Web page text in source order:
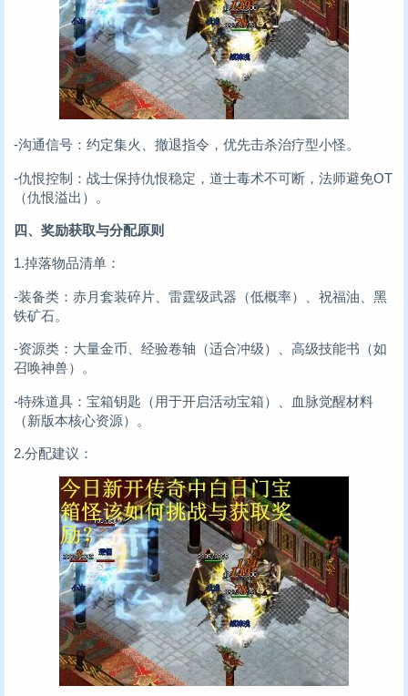
-沟通信号：约定集火、撤退指令，优先击杀治疗型小怪。
-仇恨控制：战士保持仇恨稳定，道士毒术不可断，法师避免OT
（仇恨溢出）。
四、奖励获取与分配原则
1.掉落物品清单：
-装备类：赤月套装碎片、雷霆级武器（低概率）、祝福油、黑
铁矿石。
-资源类：大量金币、经验卷轴（适合冲级）、高级技能书（如
召唤神兽）。
-特殊道具：宝箱钥匙（用于开启活动宝箱）、血脉觉醒材料
（新版本核心资源）。
2.分配建议：